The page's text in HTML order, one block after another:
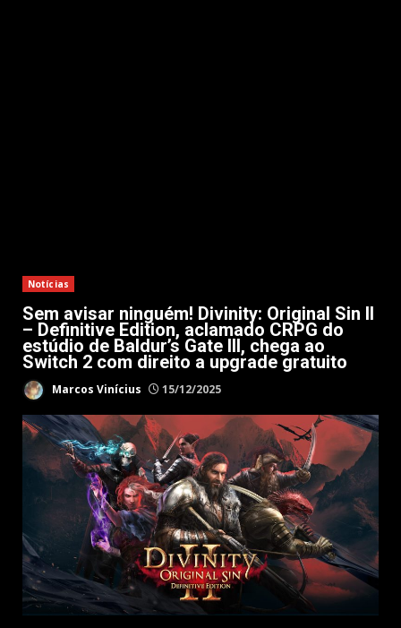
Notícias
Sem avisar ninguém! Divinity: Original Sin II
– Definitive Edition, aclamado CRPG do
estúdio de Baldur’s Gate III, chega ao
Switch 2 com direito a upgrade gratuito
Marcos Vinícius 15/12/2025